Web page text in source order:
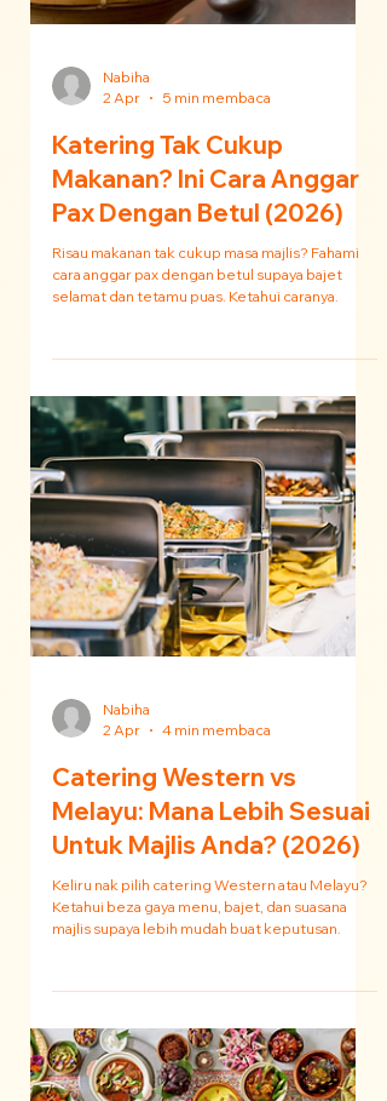
2 Apr
5 min membaca
Katering Tak Cukup
Makanan? Ini Cara Anggar
cara anggar pax dengan betul supaya bajet
selamat dan tetamu puas. Ketahui caranya.
Nabiha
2 Apr
Catering Western vs
Untuk Majlis Anda? (2026)
Keliru nak pilih catering Western atau Melayu?
Ketahui beza gaya menu, bajet, dan suasana
majlis supaya lebih mudah buat keputusan.